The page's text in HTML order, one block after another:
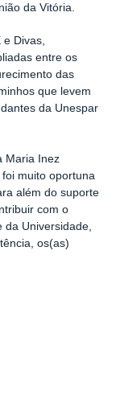
da Vitória.
e Divas,
entre os
das
que levem
da Unespar
Maria Inez
muito oportuna
além do suporte
com o
Universidade,
os(as)